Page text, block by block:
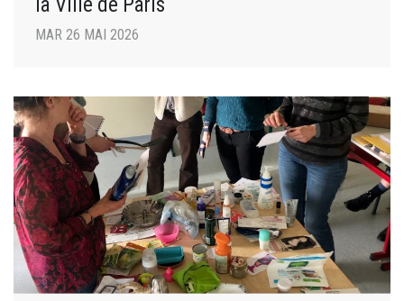
MAR 26 MAI 2026